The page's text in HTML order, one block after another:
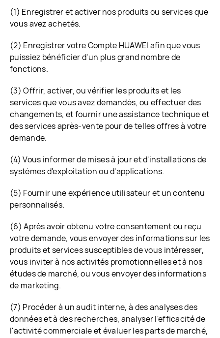
(1) Enregistrer et activer nos produits ou services que
vous avez achetés.
(2) Enregistrer votre Compte HUAWEI afin que vous
puissiez bénéficier d'un plus grand nombre de
fonctions.
(3) Offrir, activer, ou vérifier les produits et les
services que vous avez demandés, ou effectuer des
changements, et fournir une assistance technique et
des services après-vente pour de telles offres à votre
demande.
(4) Vous informer de mises à jour et d'installations de
systèmes d'exploitation ou d'applications.
(5) Fournir une expérience utilisateur et un contenu
personnalisés.
(6) Après avoir obtenu votre consentement ou reçu
votre demande, vous envoyer des informations sur les
produits et services susceptibles de vous intéresser,
vous inviter à nos activités promotionnelles et à nos
études de marché, ou vous envoyer des informations
de marketing.
(7) Procéder à un audit interne, à des analyses des
données et à des recherches, analyser l'efficacité de
l'activité commerciale et évaluer les parts de marché,